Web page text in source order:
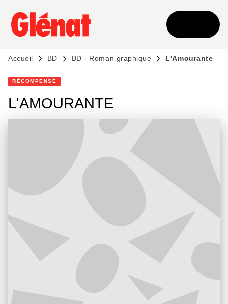
MENU RECHERCHE CONTENU
PIED DE PAGE
Accueil BD BD - Roman graphique L'Amourante
RÉCOMPENSÉ
L'AMOURANTE